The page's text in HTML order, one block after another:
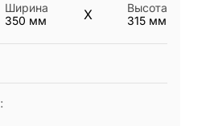
Ширина
350 мм X
Высота
315 мм
: